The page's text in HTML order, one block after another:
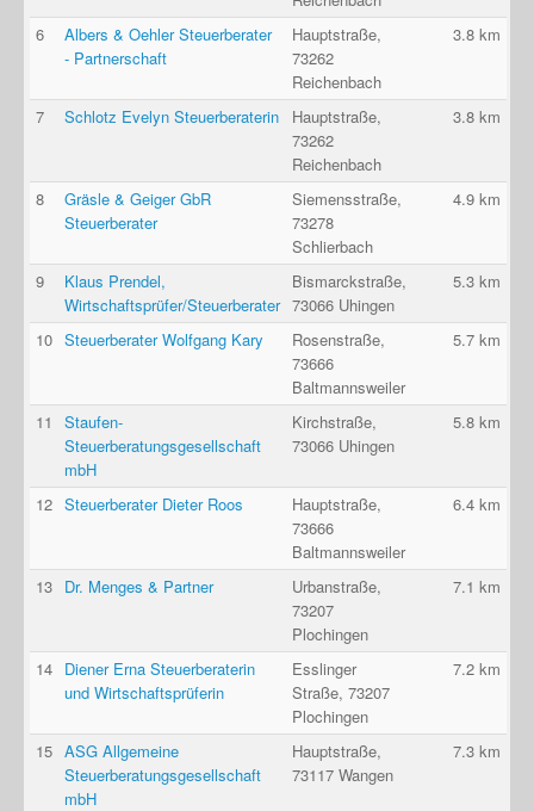
6
Albers & Oehler Steuerberater
- Partnerschaft
Hauptstraße,
73262
Reichenbach
3.8 km
7 Schlotz Evelyn Steuerberaterin
Hauptstraße,
73262
Reichenbach
3.8 km
8
Gräsle & Geiger GbR
Steuerberater
Siemensstraße,
73278
Schlierbach
4.9 km
9
Klaus Prendel,
Wirtschaftsprüfer/Steuerberater
Bismarckstraße,
73066 Uhingen
5.3 km
10 Steuerberater Wolfgang Kary
Rosenstraße,
73666
Baltmannsweiler
5.7 km
11
Staufen-
Steuerberatungsgesellschaft
mbH
Kirchstraße,
73066 Uhingen
5.8 km
12 Steuerberater Dieter Roos
Hauptstraße,
73666
Baltmannsweiler
6.4 km
13 Dr. Menges & Partner
Urbanstraße,
73207
Plochingen
7.1 km
14 Diener Erna Steuerberaterin
und Wirtschaftsprüferin
Esslinger
Straße, 73207
Plochingen
7.2 km
15 ASG Allgemeine
Steuerberatungsgesellschaft
mbH
Hauptstraße,
73117 Wangen
7.3 km